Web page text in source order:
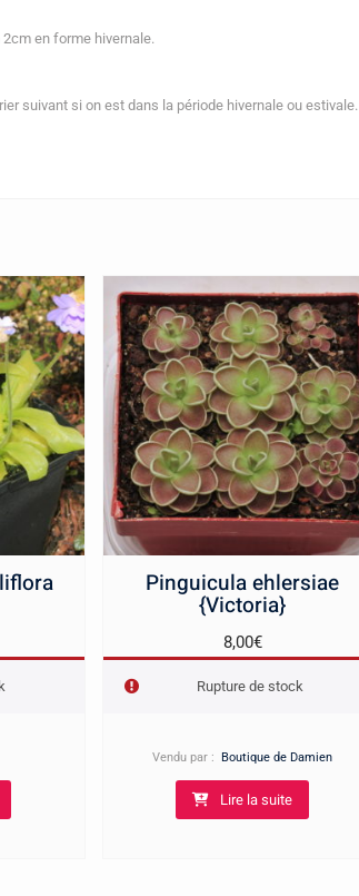
2cm en forme hivernale.
suivant si on est dans la période hivernale ou estivale.
Pinguicula ehlersiae
{Victoria}
8,00€
Rupture de stock
Vendu par : Boutique de Damien
Lire la suite